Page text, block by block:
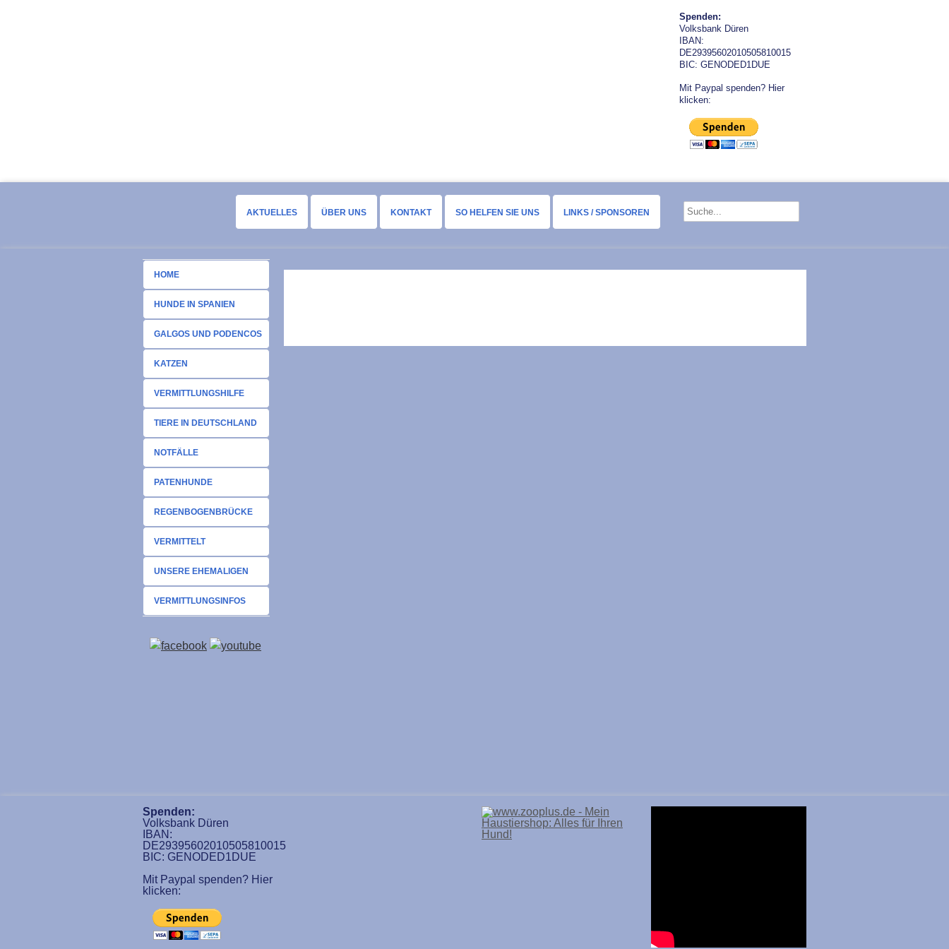
Spenden:
Volksbank Düren
IBAN:
DE29395602010505810015
BIC: GENODED1DUE
Mit Paypal spenden? Hier
klicken:
AKTUELLES ÜBER UNS KONTAKT SO HELFEN SIE UNS LINKS / SPONSOREN
HOME
HUNDE IN SPANIEN
GALGOS UND PODENCOS
KATZEN
VERMITTLUNGSHILFE
TIERE IN DEUTSCHLAND
NOTFÄLLE
PATENHUNDE
REGENBOGENBRÜCKE
VERMITTELT
UNSERE EHEMALIGEN
VERMITTLUNGSINFOS
Spenden:
Volksbank Düren
IBAN:
DE29395602010505810015
BIC: GENODED1DUE
Mit Paypal spenden? Hier
klicken: